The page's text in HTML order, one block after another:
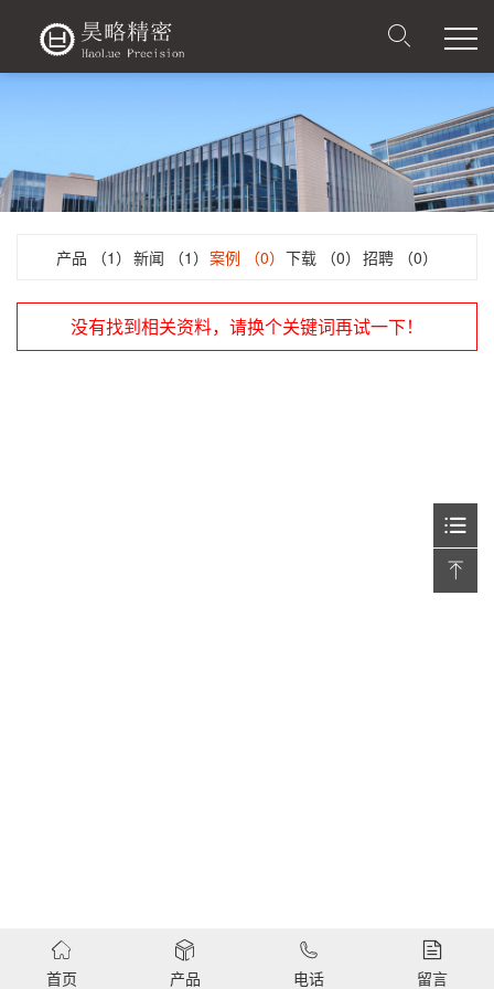
产品 （1） 新闻 （1） 案例 （0） 下载 （0） 招聘 （0）
没有找到相关资料，请换个关键词再试一下！
首页 产品 电话 留言